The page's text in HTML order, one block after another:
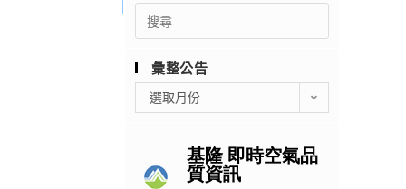
Search
for:
彙整公告
整
選取月份